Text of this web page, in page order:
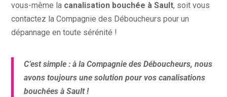
vous-même la canalisation bouchée à Sault, soit vous
contactez la Compagnie des Déboucheurs pour un
dépannage en toute sérénité !
C’est simple : à la Compagnie des Déboucheurs, nous
avons toujours une solution pour vos canalisations
bouchées à Sault !